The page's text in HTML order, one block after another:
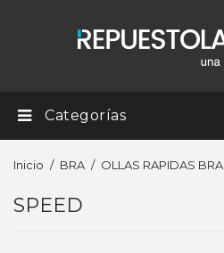
Categorías
Inicio BRA OLLAS RAPIDAS BRA
SPEED